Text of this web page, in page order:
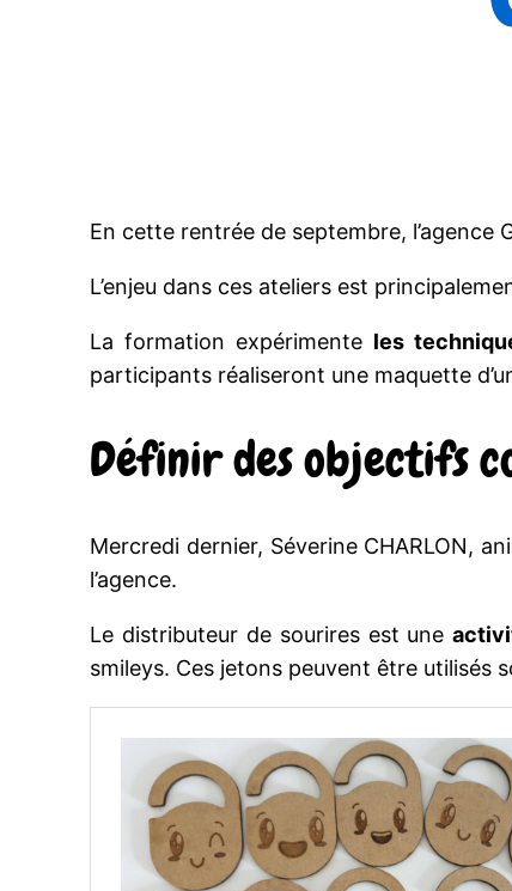
En cette rentrée de septembre, l’agence
L’enjeu dans ces ateliers est
La formation expérimente les
participants réaliseront une maquette
Définir des objectifs
Mercredi dernier, Séverine CHARLON,
l’agence.
Le distributeur de sourires est une
smileys. Ces jetons peuvent être utilisés